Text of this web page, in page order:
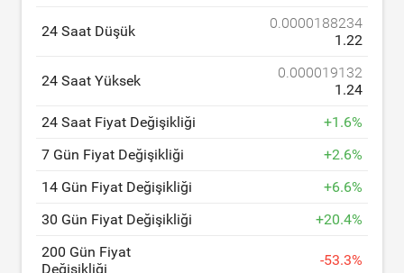
24 Saat Düşük
0.0000188234
1.22
24 Saat Yüksek
0.000019132
1.24
24 Saat Fiyat Değişikliği
+1.6%
7 Gün Fiyat Değişikliği
+2.6%
14 Gün Fiyat Değişikliği
+6.6%
30 Gün Fiyat Değişikliği
+20.4%
200 Gün Fiyat
Değişikliği
-53.3%